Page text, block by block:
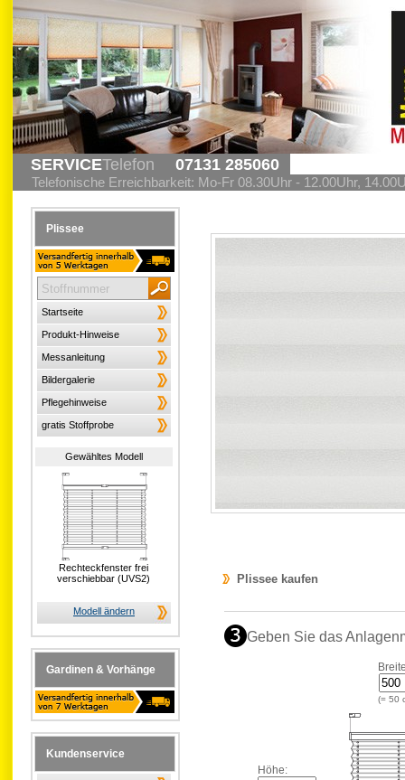
SERVICETelefon 07131 285060
Telefonische Erreichbarkeit: Mo-Fr 08.30Uhr - 12.00Uhr,
Plissee
Startseite
Produkt-Hinweise
Messanleitung
Bildergalerie
Pflegehinweise
gratis Stoffprobe
Gewähltes Modell
Rechteckfenster frei
verschiebbar (UVS2)
Modell ändern
Gardinen & Vorhänge
Kundenservice
Plissee kaufen
Geben Sie das
(=50
Höhe: